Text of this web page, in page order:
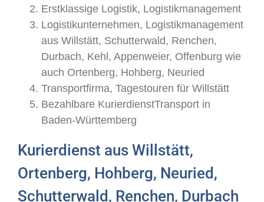
Erstklassige Logistik, Logistikmanagement
Logistikunternehmen, Logistikmanagement
aus Willstätt, Schutterwald, Renchen,
Durbach, Kehl, Appenweier, Offenburg wie
auch Ortenberg, Hohberg, Neuried
Transportfirma, Tagestouren für Willstätt
Bezahlbare KurierdienstTransport in
Baden-Württemberg
Kurierdienst aus Willstätt,
Ortenberg, Hohberg, Neuried,
Schutterwald, Renchen, Durbach